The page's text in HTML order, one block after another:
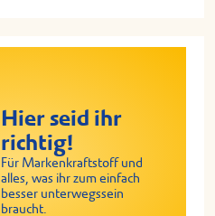
Hier seid ihr
richtig!
Für Markenkraftstoff und
alles, was ihr zum einfach
besser unterwegssein
braucht.